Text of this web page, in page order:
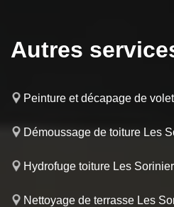
Autres
Peinture et décapage de
Démoussage de toiture Les
Hydrofuge toiture Les
Nettoyage de terrasse Les